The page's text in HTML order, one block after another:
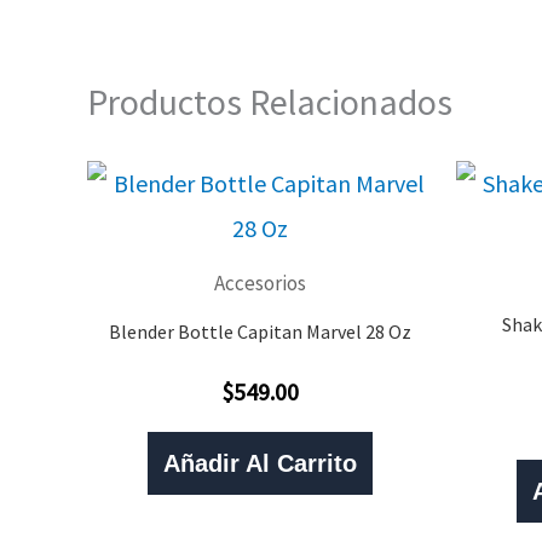
Productos Relacionados
Accesorios
Blender Bottle Capitan Marvel 28 Oz
Valorado
0
De
5
$549.00
Añadir Al Carrito